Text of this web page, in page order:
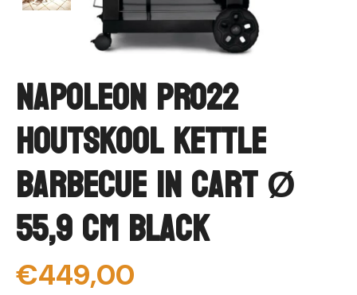
Napoleon PRO22
Houtskool Kettle
Barbecue in Cart Ø
55,9 cm Black
€449,00